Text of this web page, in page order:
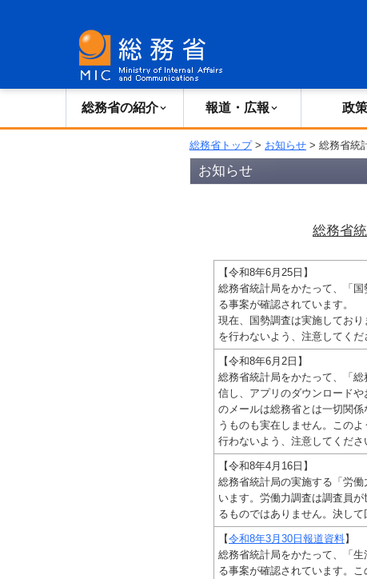
総務省の紹介 報道・広報 政策
総務省トップ> お知らせ > 総務省統
お知らせ
総務省
【令和8年6月25日】
総務省統計局をかたって、「
る事案が確認されています。
現在、国勢調査は実施してお
を行わないよう、注意してくだ
【令和8年6月2日】
総務省統計局をかたって、「
信し、アプリのダウンロード
のメールは総務省とは一切関
うものも実在しません。この
行わないよう、注意してくださ
【令和8年4月16日】
総務省統計局の実施する「労
います。労働力調査は調査員
るものではありません。決して
【令和8年3月30日報道資料】
総務省統計局をかたって、「
る事案が確認されています。